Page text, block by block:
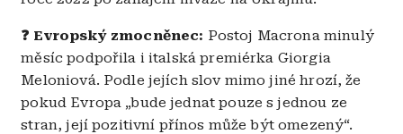
❓ Evropský zmocněnec: Postoj Macrona minulý
měsíc podpořila i italská premiérka Giorgia
Meloniová. Podle jejích slov mimo jiné hrozí, že
pokud Evropa „bude jednat pouze s jednou ze
stran, její pozitivní přínos může být omezený“.